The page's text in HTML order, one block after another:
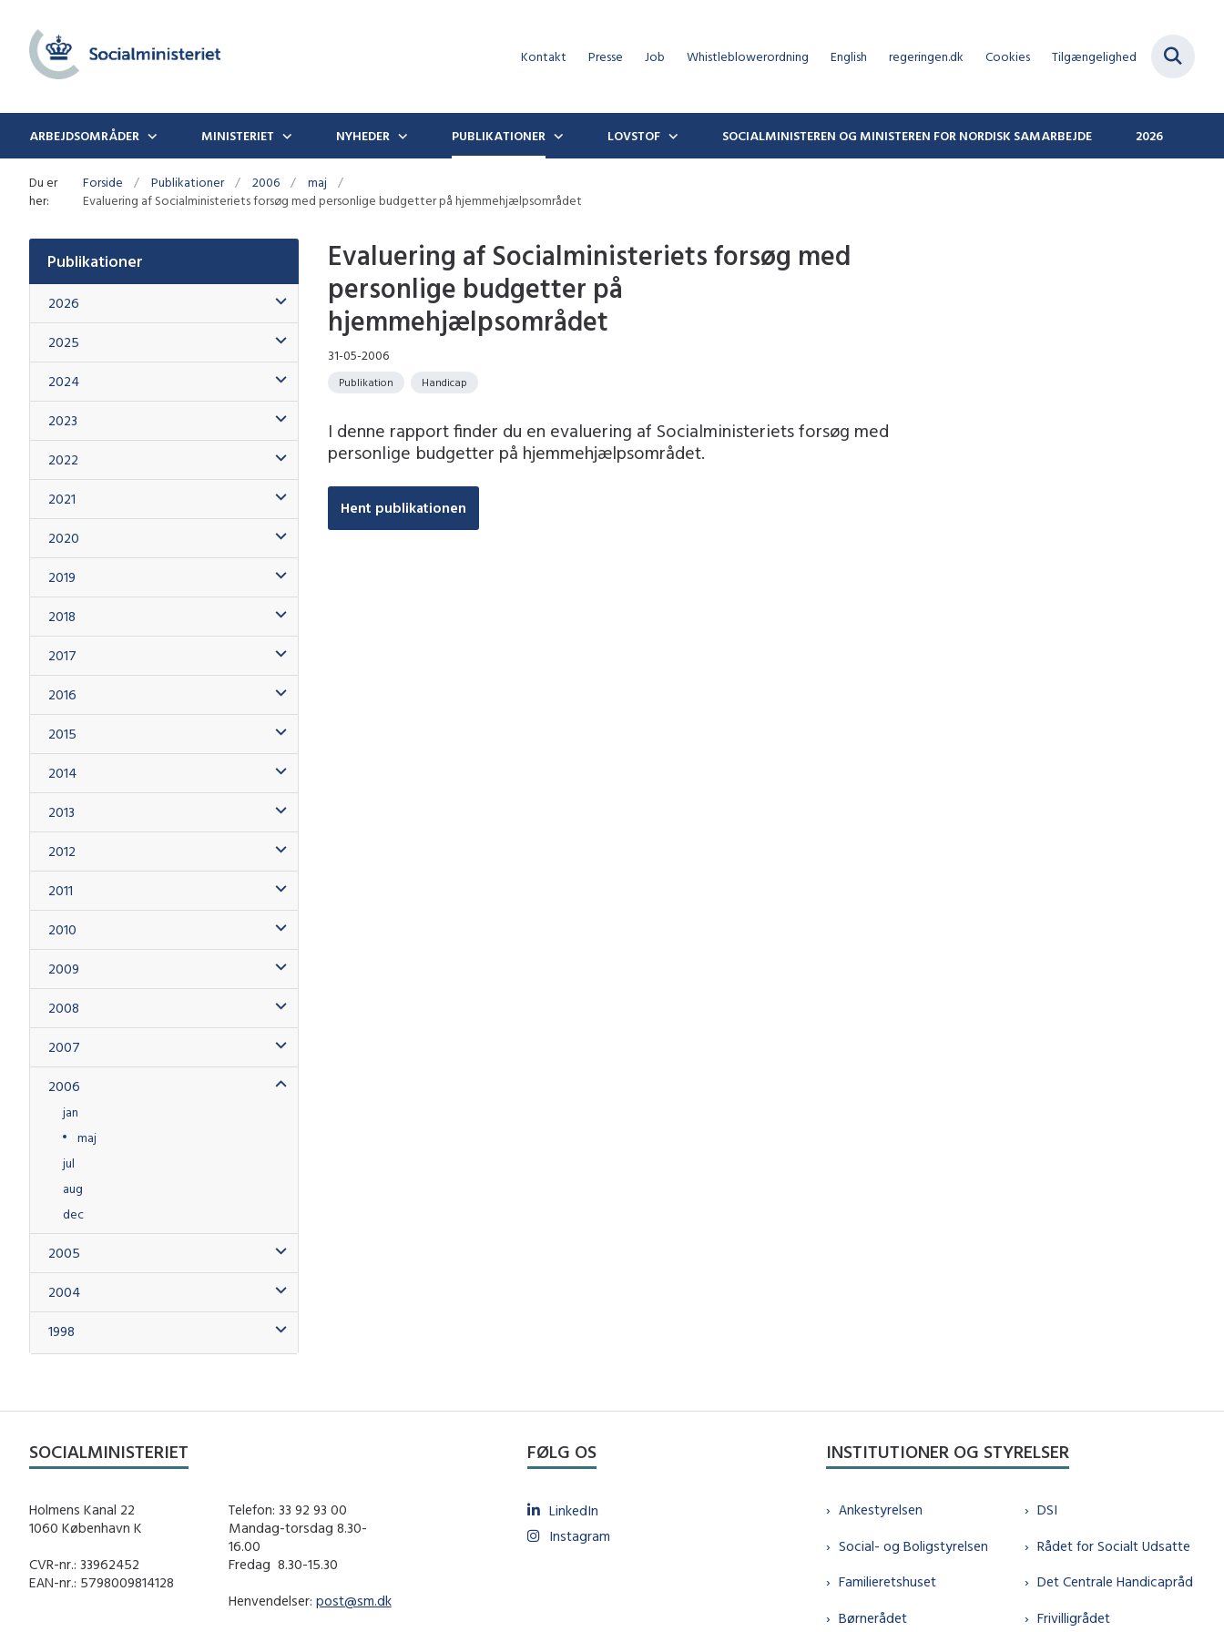
Kontakt Presse Job Whistleblowerordning English regeringen.dk Cookies Tilgængelighed
ARBEJDSOMRÅDER MINISTERIET NYHEDER PUBLIKATIONER LOVSTOF SOCIALMINISTEREN OG MINISTEREN FOR NORDISK SAMARBEJDE 2026
Du er
her:
Forside Publikationer 2006
maj
Evaluering af Socialministeriets forsøg med personlige budgetter på hjemmehjælpsområdet
Publikationer
2026
2025
2024
2023
2022
2021
2020
2019
2018
2017
2016
2015
2014
2013
2012
2011
2010
2009
2008
2007
2006
jan
maj
jul
aug
dec
2005
2004
1998
Evaluering af Socialministeriets forsøg med
personlige budgetter på
hjemmehjælpsområdet
31-05-2006
Publikation Handicap
I denne rapport finder du en evaluering af Socialministeriets forsøg med
personlige budgetter på hjemmehjælpsområdet.
Hent publikationen
SOCIALMINISTERIET
Holmens Kanal 22
1060 København K
CVR-nr.: 33962452
EAN-nr.: 5798009814128
Telefon: 33 92 93 00
Mandag-torsdag 8.30-
16.00
Fredag ​ 8.30-15.30
Henvendelser: post@sm.dk
FØLG OS
LinkedIn
Instagram
INSTITUTIONER OG STYRELSER
Ankestyrelsen
Social- og Boligstyrelsen
Familieretshuset
Børnerådet
DSI
Rådet for Socialt Udsatte
Det Centrale Handicapråd
Frivilligrådet